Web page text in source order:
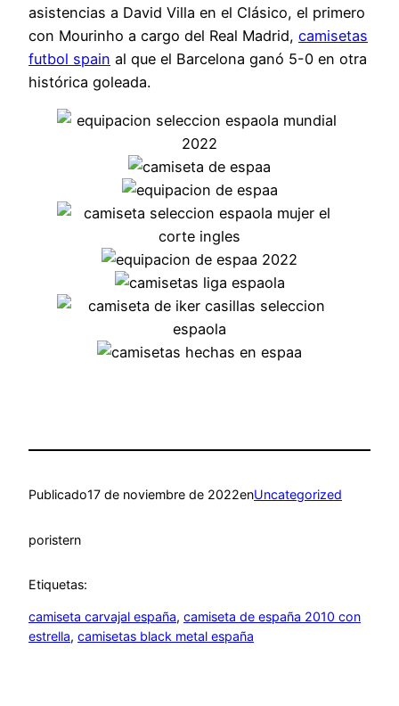
asistencias a David Villa en el Clásico, el primero
con Mourinho a cargo del Real Madrid, camisetas
futbol spain al que el Barcelona ganó 5-0 en otra
histórica goleada.
Publicado17 de noviembre de 2022enUncategorized
poristern
Etiquetas:
camiseta carvajal españa, camiseta de españa 2010 con
estrella, camisetas black metal españa